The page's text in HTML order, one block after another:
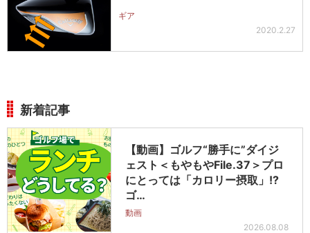
ギア
2020.2.27
新着記事
【動画】ゴルフ“勝手に”ダイジ
ェスト＜もやもやFile.37＞プロ
にとっては「カロリー摂取」!?
ゴ…
動画
2026.08.08